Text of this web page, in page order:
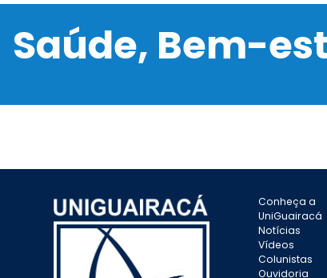
Saúde, Bem-
Conheça a
UniGuairacá
Notícias
Vídeos
Colunistas
Ouvidoria